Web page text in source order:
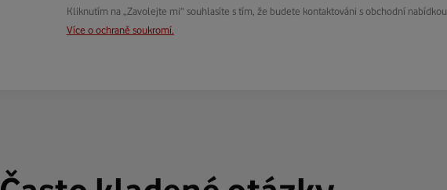
Kliknutím na „Zavolejte mi“ souhlasíte s tím, že budete kontaktováni s obchodní nabídkou.
Více o ochraně soukromí.